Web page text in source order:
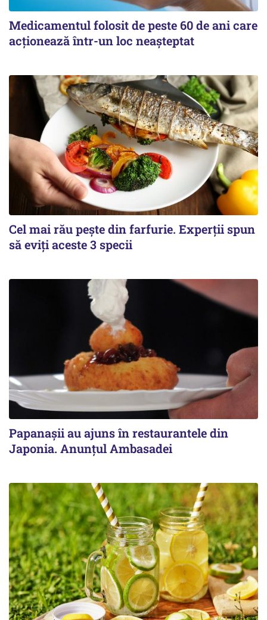
Medicamentul folosit de peste 60 de ani care
acționează într-un loc neașteptat
Cel mai rău pește din farfurie. Experții spun
să eviți aceste 3 specii
Papanașii au ajuns în restaurantele din
Japonia. Anunțul Ambasadei